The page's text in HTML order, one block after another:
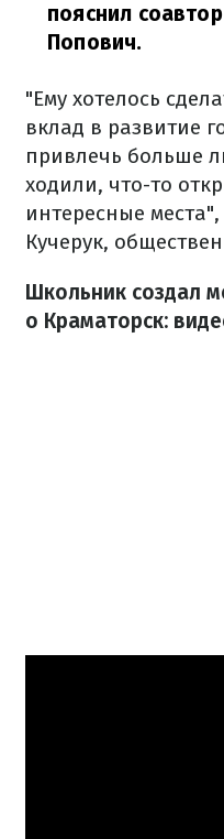
пояснил
Попович.
"Ему хотелось
вклад в развитие
привлечь больше
ходили, что-то
интересные
Кучерук,
Школьник создал
о Краматорск: